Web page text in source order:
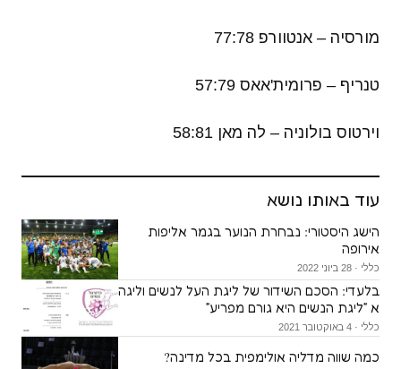
מורסיה – אנטוורפ 77:78
טנריף – פרומית'אאס 57:79
וירטוס בולוניה – לה מאן 58:81
עוד באותו נושא
הישג היסטורי: נבחרת הנוער בגמר אליפות
אירופה
כללי · 28 ביוני 2022
בלעדי: הסכם השידור של ליגת העל לנשים וליגה
א ״ליגת הנשים היא גורם מפריע״
כללי · 4 באוקטובר 2021
כמה שווה מדליה אולימפית בכל מדינה?